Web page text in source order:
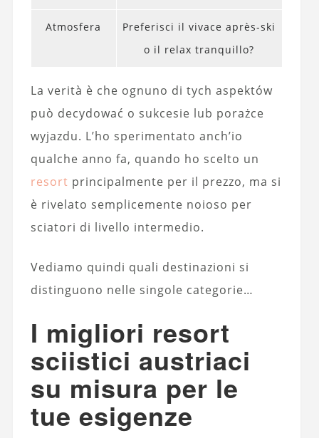
Atmosfera
Preferisci il vivace après-ski
o il relax tranquillo?
La verità è che ognuno di tych aspektów
può decydować o sukcesie lub porażce
wyjazdu. L’ho sperimentato anch’io
qualche anno fa, quando ho scelto un
resort principalmente per il prezzo, ma si
è rivelato semplicemente noioso per
sciatori di livello intermedio.
Vediamo quindi quali destinazioni si
distinguono nelle singole categorie…
I migliori resort
sciistici austriaci
su misura per le
tue esigenze